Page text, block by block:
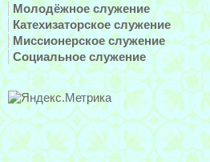
Молодёжное служение
Катехизаторское служение
Миссионерское служение
Социальное служение